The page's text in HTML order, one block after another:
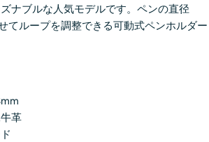
ナブルな人気モデルです。ペンの直径
てループを調整できる可動式ペンホルダー
革